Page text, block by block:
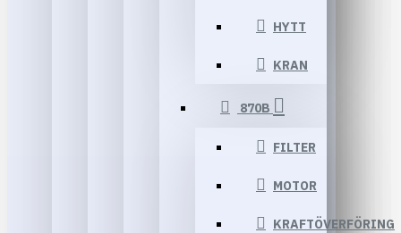
HYTT
KRAN
870B
FILTER
MOTOR
KRAFTÖVERFÖRING